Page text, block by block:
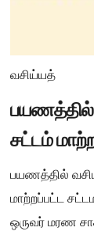
வசிய்யத்
பயணத்தில்
சட்டம்
பயணத்தில்
மாற்றப்பட்ட
ஒருவர் மரண